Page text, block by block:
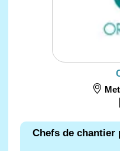
Chefs de